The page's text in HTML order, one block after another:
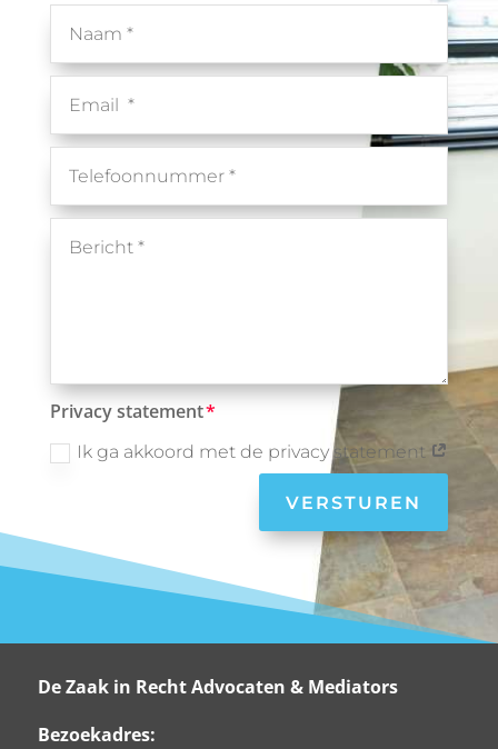
Privacy statement
Ik ga akkoord met de privacy statement
VERSTUREN
De Zaak in Recht Advocaten & Mediators
Bezoekadres: